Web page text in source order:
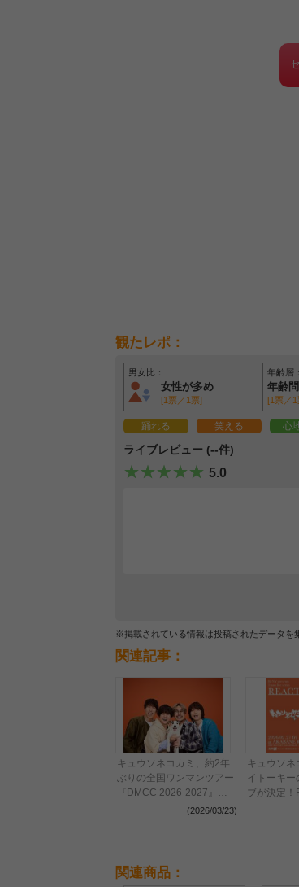
観たレポ：
男女比：
女性が多め
[1票／1票]
年齢層：
年齢
[1票／
踊れる 笑える 心
ライブレビュー (--件)
5.0
※掲載されている情報は投稿されたデータを
関連記事：
キュウソネコカミ、約2年
ぶりの全国ワンマンツアー
『DMCC 2026-2027』開
(2026/03/23)
キュウソネ
イトーキー
ブが決定
live
関連商品：